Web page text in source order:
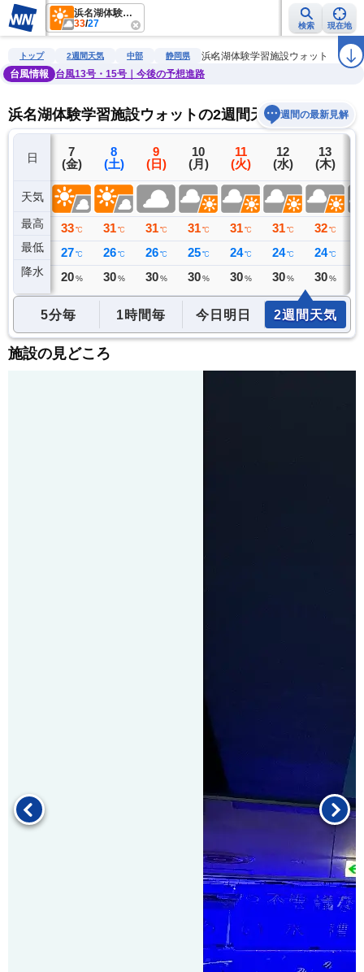
浜名湖体験学習施設ウォット
33/27 検索 現在地
雨雲レーダー 台風情報 地震情報 警報・注意報 2週間天気 ラ
トップ 2週間天気 中部 静岡県
浜名湖体験学習施設ウォット
台風情報
台風13号・15号｜今後の予想進路
浜名湖体験学習施設ウォットの2週間天気予報週間の最新見解
日
天気
最高
最低
降水
6
(木)
35 ℃
26 ℃
0 ミリ
7
(金)
33 ℃
27 ℃
20 %
8
(土)
31 ℃
26 ℃
30 %
9
(日)
31 ℃
26 ℃
30 %
10
(月)
31 ℃
25 ℃
30 %
11
(火)
31 ℃
24 ℃
30 %
12
(水)
31 ℃
24 ℃
30 %
13
(木)
32 ℃
24 ℃
30 %
5分毎 1時間毎 今日明日 2週間天気
施設の見どころ